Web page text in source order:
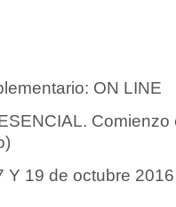
ON LINE
Comienzo
Y 19 de octubre